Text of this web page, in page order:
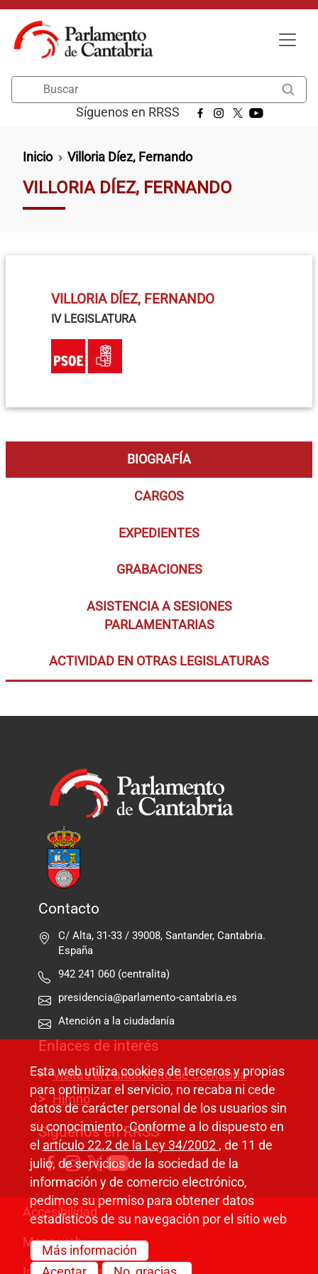
Pasar al contenido principal
Síguenos en RRSS
Ruta de navegación
Inicio Villoria Díez, Fernando
VILLORIA DÍEZ, FERNANDO
VILLORIA DÍEZ, FERNANDO
IV LEGISLATURA
BIOGRAFÍA
CARGOS
EXPEDIENTES
GRABACIONES
ASISTENCIA A SESIONES
PARLAMENTARIAS
ACTIVIDAD EN OTRAS LEGISLATURAS
Contacto
C/ Alta, 31-33 / 39008, Santander, Cantabria.
España
942 241 060 (centralita)
presidencia@parlamento-cantabria.es
Atención a la ciudadanía
Enlaces de interés
Visitas al Parlamento de Cantabria
Himno
Síguenos en RRSS
Pie de página
Accesibilidad
Mapa web
Esta web utiliza cookies de terceros y propias
para optimizar el servicio, no recaba ni cede
datos de carácter personal de los usuarios sin
su conocimiento. Conforme a lo dispuesto en
el artículo 22.2 de la Ley 34/2002 , de 11 de
julio, de servicios de la sociedad de la
información y de comercio electrónico,
pedimos su permiso para obtener datos
estadísticos de su navegación por el sitio web
Más información